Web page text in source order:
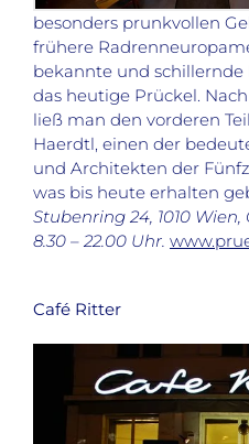
besonders prunkvollen
frühere
bekannte und schillernde
das heutige Prückel.
ließ man den vorderen
Haerdtl, einen der
und Architekten der
was bis heute erhalten
Stubenring 24, 1010
8.30 – 22.00 Uhr.
Café Ritter